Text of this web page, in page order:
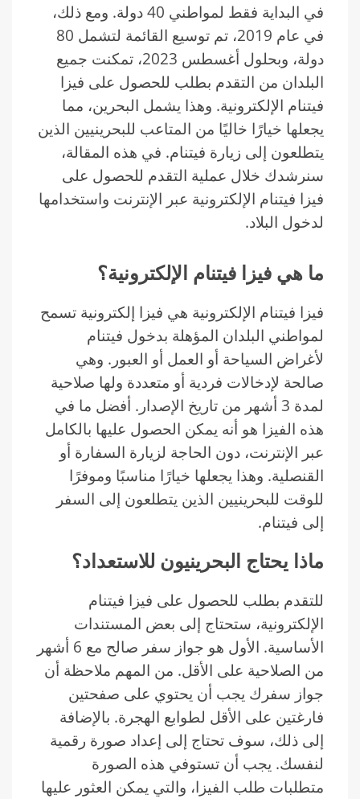
في البداية فقط لمواطني 40 دولة. ومع ذلك،
في عام 2019، تم توسيع القائمة لتشمل 80
دولة، وبحلول أغسطس 2023، تمكنت جميع
البلدان من التقدم بطلب للحصول على فيزا
فيتنام الإلكترونية. وهذا يشمل البحرين، مما
يجعلها خيارًا خاليًا من المتاعب للبحرينيين الذين
يتطلعون إلى زيارة فيتنام. في هذه المقالة،
سنرشدك خلال عملية التقدم للحصول على
فيزا فيتنام الإلكترونية عبر الإنترنت واستخدامها
لدخول البلاد.
ما هي فيزا فيتنام الإلكترونية؟
فيزا فيتنام الإلكترونية هي فيزا إلكترونية تسمح
لمواطني البلدان المؤهلة بدخول فيتنام
لأغراض السياحة أو العمل أو العبور. وهي
صالحة لإدخالات فردية أو متعددة ولها صلاحية
لمدة 3 أشهر من تاريخ الإصدار. أفضل ما في
هذه الفيزا هو أنه يمكن الحصول عليها بالكامل
عبر الإنترنت، دون الحاجة لزيارة السفارة أو
القنصلية. وهذا يجعلها خيارًا مناسبًا وموفرًا
للوقت للبحرينيين الذين يتطلعون إلى السفر
إلى فيتنام.
ماذا يحتاج البحرينيون للاستعداد؟
للتقدم بطلب للحصول على فيزا فيتنام
الإلكترونية، ستحتاج إلى بعض المستندات
الأساسية. الأول هو جواز سفر صالح مع 6 أشهر
من الصلاحية على الأقل. من المهم ملاحظة أن
جواز سفرك يجب أن يحتوي على صفحتين
فارغتين على الأقل لطوابع الهجرة. بالإضافة
إلى ذلك، سوف تحتاج إلى إعداد صورة رقمية
لنفسك. يجب أن تستوفي هذه الصورة
متطلبات طلب الفيزا، والتي يمكن العثور عليها